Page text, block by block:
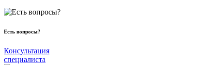
Есть вопросы?
Консультация
специалиста